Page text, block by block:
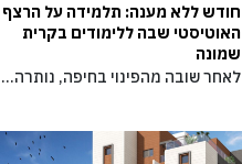
חודש ללא מענה: תלמידה על הרצף
האוטיסטי שבה ללימודים בקרית
שמונה
לאחר שובה מהפינוי בחיפה, נותרה…